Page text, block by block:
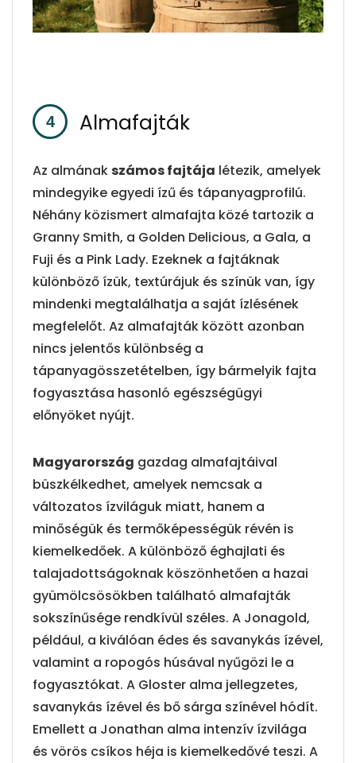
Almafajták
Az almánakszámos fajtája létezik, amelyek
mindegyike egyedi ízű és tápanyagprofilú.
Néhány közismert almafajta közé tartozik a
Granny Smith, a Golden Delicious, a Gala, a
Fuji és a Pink Lady. Ezeknek a fajtáknak
különböző ízük, textúrájuk és színük van, így
mindenki megtalálhatja a saját ízlésének
megfelelőt. Az almafajták között azonban
nincs jelentős különbség a
tápanyagösszetételben, így bármelyik fajta
fogyasztása hasonló egészségügyi
előnyöket nyújt.
Magyarország gazdag almafajtáival
büszkélkedhet, amelyek nemcsak a
változatos ízviláguk miatt, hanem a
minőségük és termőképességük révén is
kiemelkedőek. A különböző éghajlati és
talajadottságoknak köszönhetően a hazai
gyümölcsösökben található almafajták
sokszínűsége rendkívül széles. A Jonagold,
például, a kiválóan édes és savanykás ízével,
valamint a ropogós húsával nyűgözi le a
fogyasztókat. A Gloster alma jellegzetes,
savanykás ízével és bő sárga színével hódít.
Emellett a Jonathan alma intenzív ízvilága
és vörös csíkos héja is kiemelkedővé teszi. A